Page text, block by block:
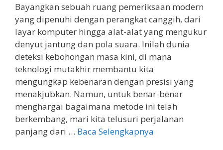
Bayangkan sebuah ruang pemeriksaan modern
yang dipenuhi dengan perangkat canggih, dari
layar komputer hingga alat-alat yang mengukur
denyut jantung dan pola suara. Inilah dunia
deteksi kebohongan masa kini, di mana
teknologi mutakhir membantu kita
mengungkap kebenaran dengan presisi yang
menakjubkan. Namun, untuk benar-benar
menghargai bagaimana metode ini telah
berkembang, mari kita telusuri perjalanan
panjang dari … Baca Selengkapnya